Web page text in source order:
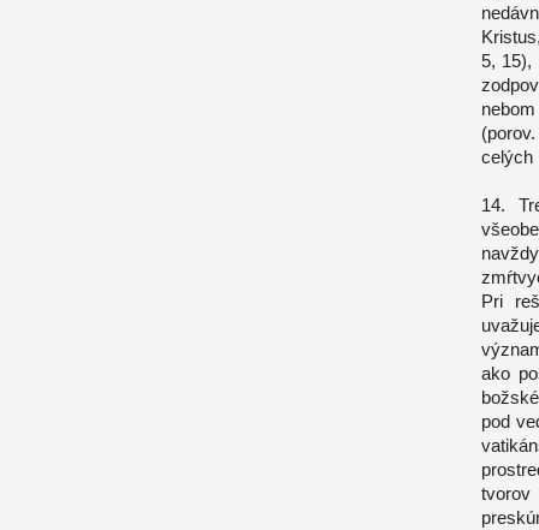
5, 15),
celých
14.
Pri
ako
pod